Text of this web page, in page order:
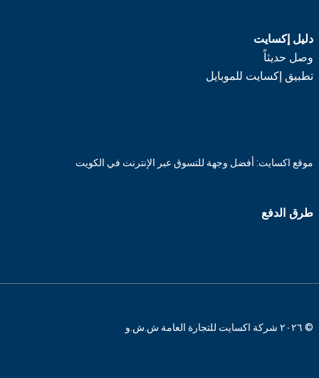
دليل إكسايت
وصل حديثاً
تطبيق إكسايت للموبايل
موقع اكسايت: أفضل وجهة للتسوق عبر الإنترنت في الكويت
طرق الدفع
© ٢٠٢٦ شركة اكسايت للتجارة العامة ش.ش.و